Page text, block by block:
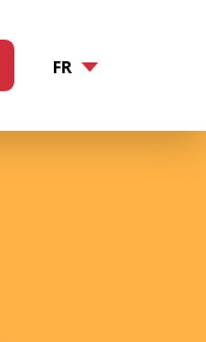
FR